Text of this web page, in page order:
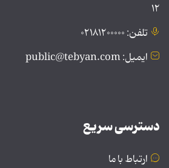
۱۲
تلفن: ۰۲۱۸۱۲۰۰۰۰۰
ایمیل: public@tebyan.com
دسترسی سریع
ارتباط با ما